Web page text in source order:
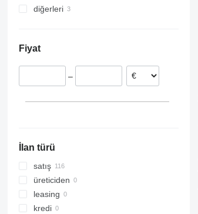
Estonya
Litvanya
Letonya
diğerleri
Fiyat
–
İlan türü
satış
üreticiden
leasing
kredi